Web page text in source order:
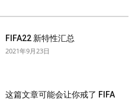
FIFA22 新特性汇总
2021年9月23日
这篇文章可能会让你戒了 FIFA